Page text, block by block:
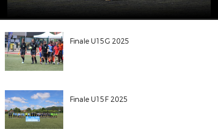
Finale U15G 2025
Finale U15F 2025